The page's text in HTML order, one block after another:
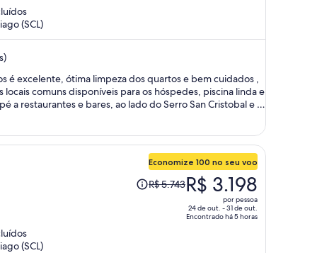
é
por
pessoa
(SCL)
é excelente, ótima limpeza dos quartos e bem cuidados ,
a restaurantes e bares, ao lado do Serro San Cristobal e La
Economize 100 no seu voo
O
preço
R$ 5.743R$ 3.198
por pessoa
24 de out. - 31 de out.
Encontrado há 5 horas
(SCL)